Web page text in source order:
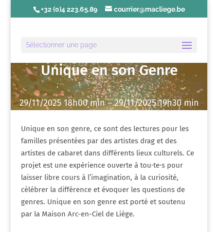
+32 (0)4 223.65.89 courrier@macliege.be
Sélectionner une page
Unique en son Genre
29/11/2025 18h00 min – 29/11/2025 19h30 min
Unique en son genre, ce sont des lectures pour les
familles présentées par des artistes drag et des
artistes de cabaret dans différents lieux culturels. Ce
projet est une expérience ouverte à tou·te·s pour
laisser libre cours à l’imagination, à la curiosité,
célébrer la différence et évoquer les questions de
genres. Unique en son genre est porté et soutenu
par la Maison Arc-en-Ciel de Liège.